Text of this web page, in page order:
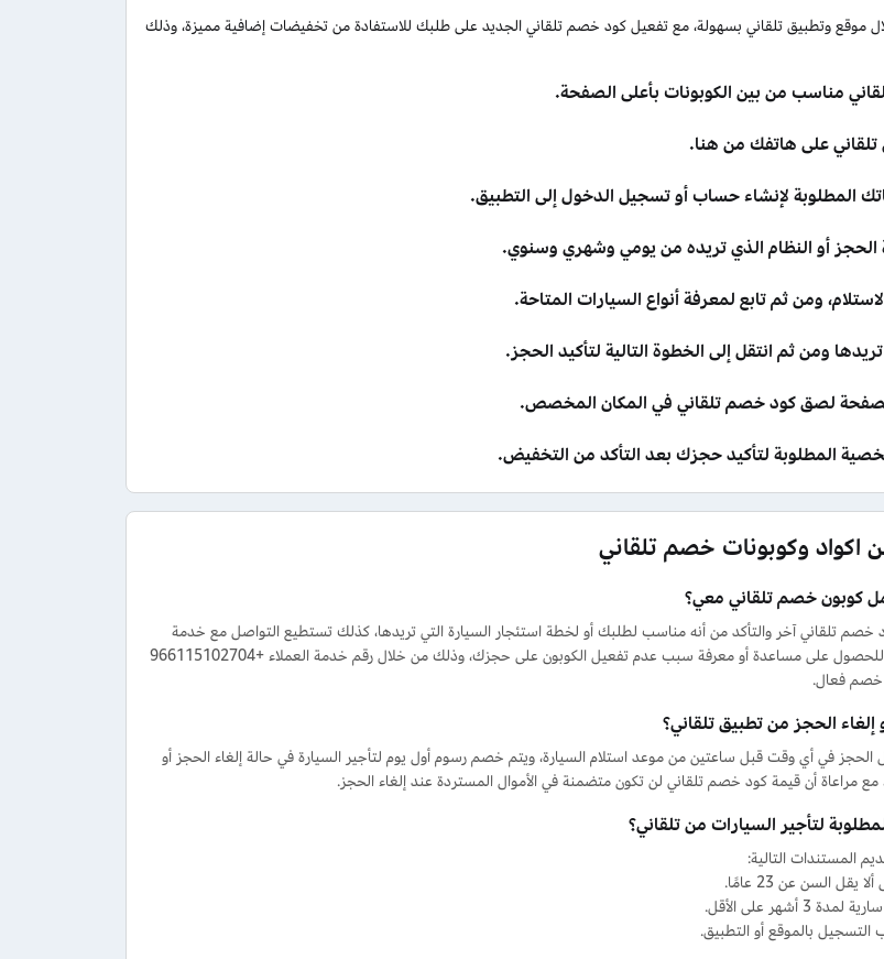
موقع وتطبيق تلقاني بسهولة، مع تفعيل كود خصم تلقاني الجديد على طلبك للاستفادة من تخفيضات إضافية مميزة، وذلك
مناسب من بين الكوبونات بأعلى الصفحة.
على هاتفك من هنا.
المطلوبة لإنشاء حساب أو تسجيل الدخول إلى التطبيق.
الحجز أو النظام الذي تريده من يومي وشهري وسنوي.
ومن ثم تابع لمعرفة أنواع السيارات المتاحة.
ومن ثم انتقل إلى الخطوة التالية لتأكيد الحجز.
لصق كود خصم تلقاني في المكان المخصص.
المطلوبة لتأكيد حجزك بعد التأكد من التخفيض.
اكواد وكوبونات خصم تلقاني
كوبون خصم تلقاني معي؟
خصم تلقاني آخر والتأكد من أنه مناسب لطلبك أو لخطة استئجار السيارة التي تريدها، كذلك تستطيع التواصل مع خدمة
عملاء موقع وتطبيق تلقاني للحصول على مساعدة أو معرفة سبب عدم تفعيل الكوبون على حجزك، وذلك من خلال رقم خدمة العملاء +966115102704
خصم فعال.
الحجز من تطبيق تلقاني؟
الحجز في أي وقت قبل ساعتين من موعد استلام السيارة، ويتم خصم رسوم أول يوم لتأجير السيارة في حالة إلغاء الحجز أو
مع مراعاة أن قيمة كود خصم تلقاني لن تكون متضمنة في الأموال المستردة عند إلغاء الحجز.
لتأجير السيارات من تلقاني؟
المستندات التالية:
السن عن 23 عامًا.
على الأقل.
التسجيل بالموقع أو التطبيق.